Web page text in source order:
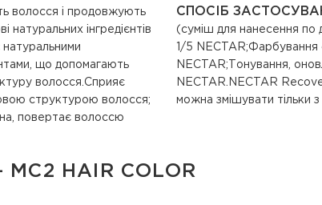
волосся і продовжують
натуральних інгредієнтів
що допомагають
волосся.Сприяє
СПОСІБ
(суміш для нанесення по
1/5 NECTAR;Фарбування
NECTAR;Тонування,
NECTAR.NECTAR
можна змішувати тільки
HAIR COLOR